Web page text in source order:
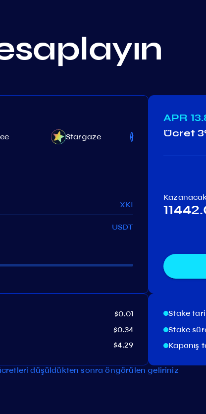
Stargaze Injective
XKI
USDT
$0.01
$0.34
$4.29
APR
Ücret
Stake
Stake
Kapanış
düşüldükten sonra öngörülen geliriniz